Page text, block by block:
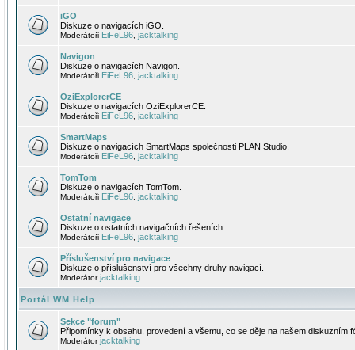
iGO
Diskuze o navigacích iGO.
Moderátoři EiFeL96 jacktalking
Navigon
Diskuze o navigacích Navigon.
Moderátoři EiFeL96 jacktalking
OziExplorerCE
Diskuze o navigacích OziExplorerCE.
Moderátoři EiFeL96 jacktalking
SmartMaps
Diskuze o navigacích SmartMaps společnosti PLAN Studio.
Moderátoři EiFeL96 jacktalking
TomTom
Diskuze o navigacích TomTom.
Moderátoři EiFeL96 jacktalking
Ostatní navigace
Diskuze o ostatních navigačních řešeních.
Moderátoři EiFeL96 jacktalking
Příslušenství pro navigace
Diskuze o příslušenství pro všechny druhy navigací.
Moderátorjacktalking
Portál WM Help
Sekce "forum"
Připomínky k obsahu, provedení a všemu, co se děje na našem diskuzním
Moderátorjacktalking